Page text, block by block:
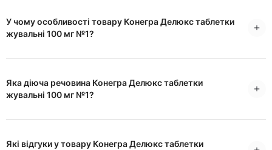
У чому особливості товару Конегра Делюкс таблетки
жувальні 100 мг №1?
Яка діюча речовина Конегра Делюкс таблетки
жувальні 100 мг №1?
Які відгуки у товару Конегра Делюкс таблетки